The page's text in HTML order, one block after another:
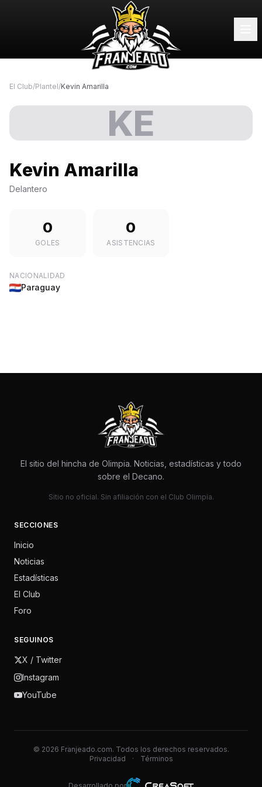
El Club/Plantel/Kevin Amarilla
KE
Kevin Amarilla
Delantero
0
GOLES
0
ASISTENCIAS
NACIONALIDAD
Paraguay
El sitio del hincha de Olimpia. Noticias, estadísticas y todo
sobre el Decano.
Sitio no oficial. Sin afiliación con el Club Olimpia.
SECCIONES
Inicio
Noticias
Estadísticas
El Club
Foro
SEGUINOS
X / Twitter
Instagram
YouTube
© 2026 Franjeado.com. Todos los derechos reservados.
Privacidad
· Términos